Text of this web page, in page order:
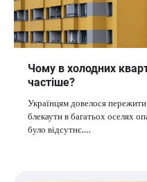
Чому в холодних
частіше?
Українцям довелося
блекаути в багатьох оселях
було відсутнє.…